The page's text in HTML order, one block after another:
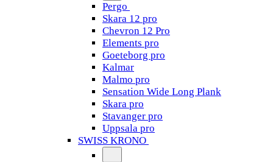
Pergo
Skara 12 pro
Chevron 12 Pro
Elements pro
Goeteborg pro
Kalmar
Malmo pro
Sensation Wide Long Plank
Skara pro
Stavanger pro
Uppsala pro
SWISS KRONO